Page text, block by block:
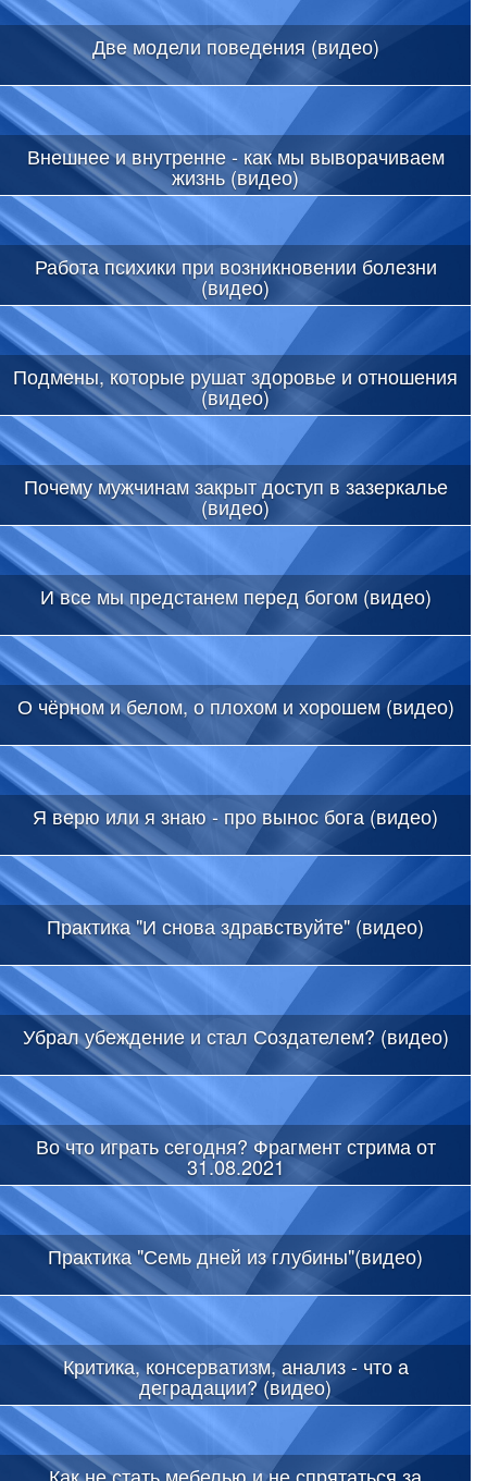
Две модели поведения (видео)
Внешнее и внутренне - как мы выворачиваем
жизнь (видео)
Работа психики при возникновении болезни
(видео)
Подмены, которые рушат здоровье и отношения
(видео)
Почему мужчинам закрыт доступ в зазеркалье
(видео)
И все мы предстанем перед богом (видео)
О чёрном и белом, о плохом и хорошем (видео)
Я верю или я знаю - про вынос бога (видео)
Практика "И снова здравствуйте" (видео)
Убрал убеждение и стал Создателем? (видео)
Во что играть сегодня? Фрагмент стрима от
31.08.2021
Практика "Семь дней из глубины"(видео)
Критика, консерватизм, анализ - что а
деградации? (видео)